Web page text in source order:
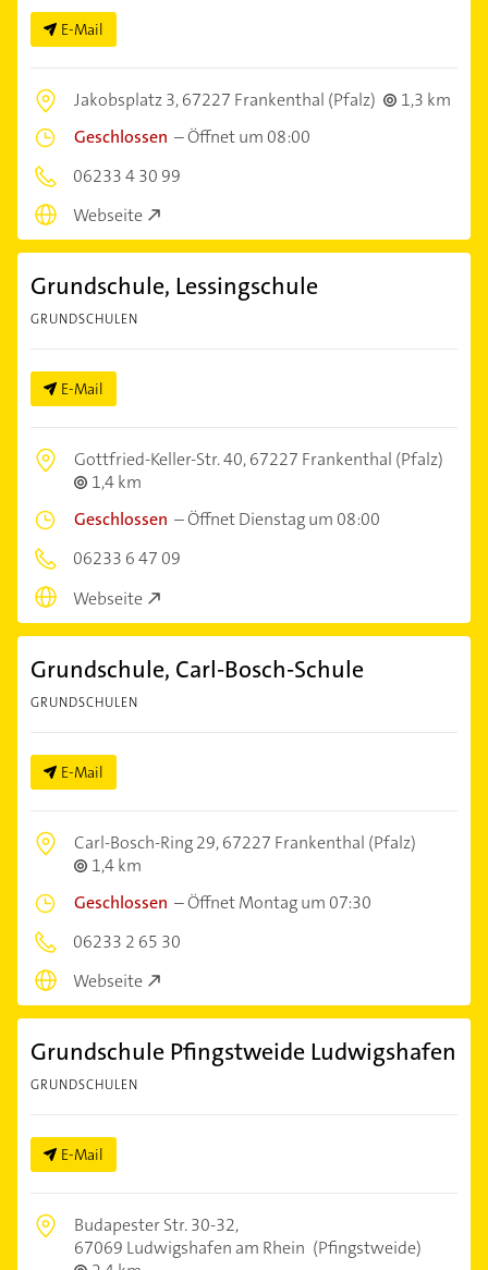
E-Mail
Jakobsplatz 3,67227 Frankenthal (Pfalz)
1,3 km
Geschlossen –Öffnet um 08:00
06233 4 30 99
Webseite
Grundschule, Lessingschule
GRUNDSCHULEN
E-Mail
Gottfried-Keller-Str. 40,67227 Frankenthal (Pfalz)
1,4 km
Geschlossen –Öffnet Dienstag um 08:00
06233 6 47 09
Webseite
Grundschule, Carl-Bosch-Schule
GRUNDSCHULEN
E-Mail
Carl-Bosch-Ring 29,67227 Frankenthal (Pfalz)
1,4 km
Geschlossen –Öffnet Montag um 07:30
06233 2 65 30
Webseite
Grundschule Pfingstweide Ludwigshafen
GRUNDSCHULEN
E-Mail
Budapester Str. 30-32,
67069 Ludwigshafen am Rhein (Pfingstweide)